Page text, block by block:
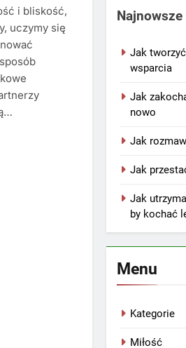
i bliskość,
uczymy się
Jak
wsparcia
Jak
nowo
Jak
Jak
Jak
by kochać
Menu
Kategorie
Miłość